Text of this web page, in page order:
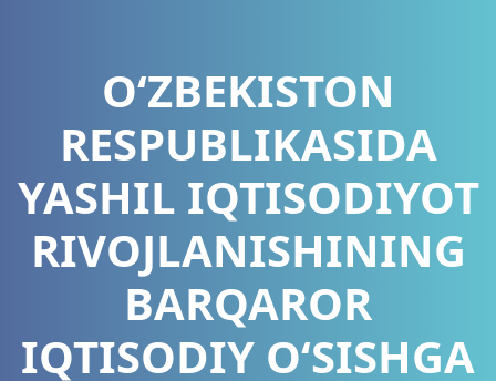
O‘ZBEKISTON
RESPUBLIKASIDA
YASHIL IQTISODIYOT
RIVOJLANISHINING
BARQAROR
IQTISODIY O‘SISHGA